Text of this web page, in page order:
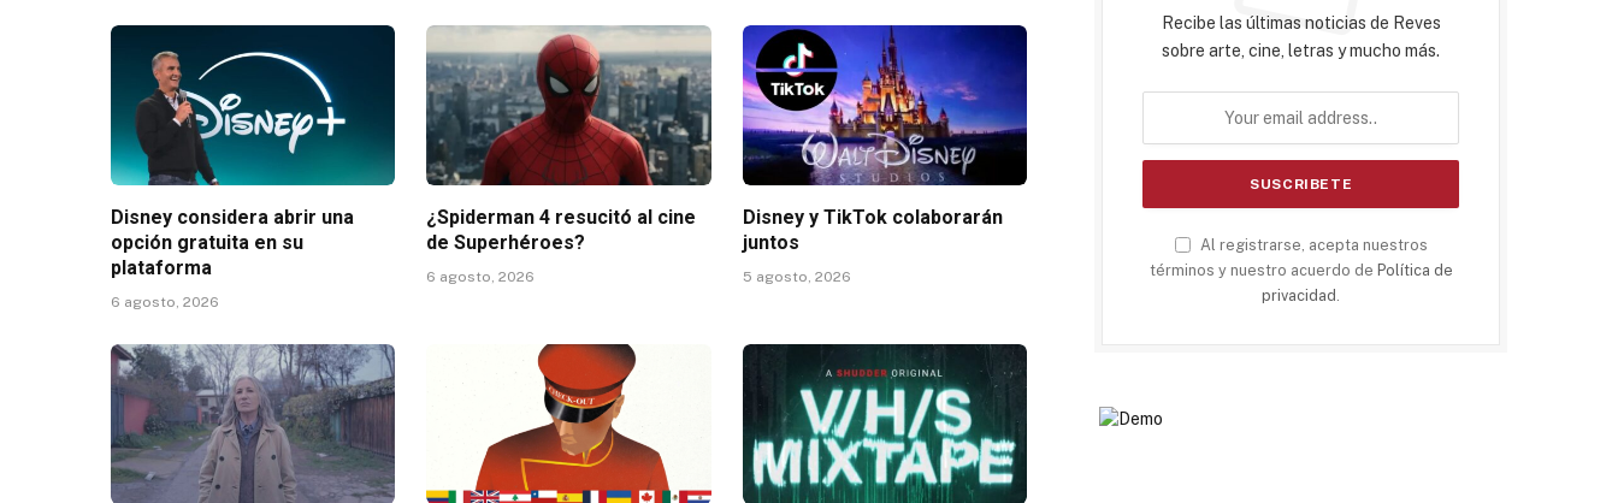
Disney considera abrir una
opción gratuita en su
plataforma
6 agosto, 2026
¿Spiderman 4 resucitó al cine
de Superhéroes?
6 agosto, 2026
Disney y TikTok colaborarán
juntos
5 agosto, 2026
Recibe las últimas noticias de Reves
sobre arte, cine, letras y mucho más.
Al registrarse, acepta nuestros
términos y nuestro acuerdo de Política de
privacidad